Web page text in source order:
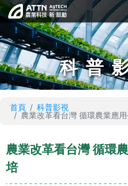
科普
首頁
科普影視
農業改革看台灣 循環農業應
農業改革看台灣 循環
培